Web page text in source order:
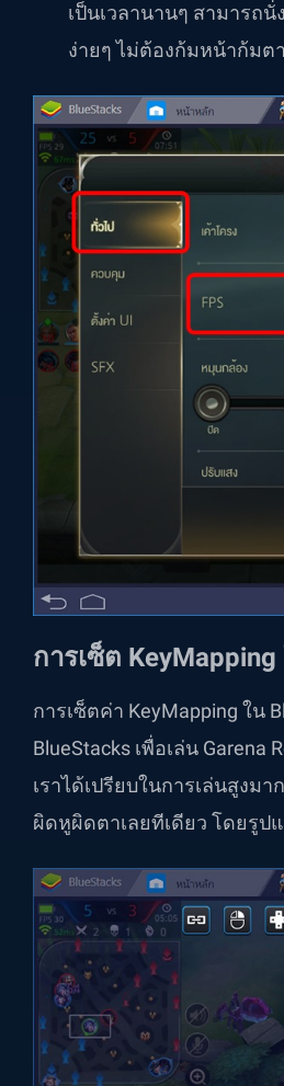
เป็นเวลานานๆ สามารถ
ง่ายๆ ไม่ต้องก้มหน้าก้มต
การเซ็ต
การเซ็ตค่า KeyMapping ใน
BlueStacks เพื่อเล่น
เราได้เปรียบในการเล่นสูง
ผิดหูผิดตาเลยทีเดียว โดยรูป